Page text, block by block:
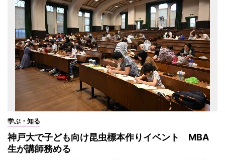
学ぶ・知る
神戸大で子ども向け昆虫標本作りイベント MBA
生が講師務める